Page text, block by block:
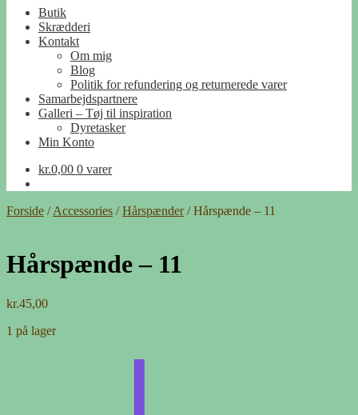
Butik
Skrædderi
Kontakt
Om mig
Blog
Politik for refundering og returnerede varer
Samarbejdspartnere
Galleri – Tøj til inspiration
Dyretasker
Min Konto
kr.0,00 0 varer
Forside /Accessories /Hårspænder/Hårspænde – 11
Hårspænde – 11
kr.45,00
1 på lager